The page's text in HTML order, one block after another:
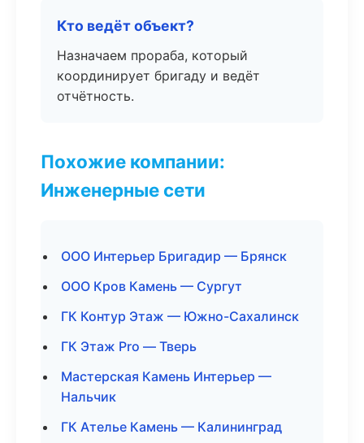
Кто ведёт объект?
Назначаем прораба, который
координирует бригаду и ведёт
отчётность.
Похожие компании:
Инженерные сети
ООО Интерьер Бригадир — Брянск
ООО Кров Камень — Сургут
ГК Контур Этаж — Южно-Сахалинск
ГК Этаж Pro — Тверь
Мастерская Камень Интерьер —
Нальчик
ГК Ателье Камень — Калининград